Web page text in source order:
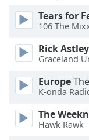
Background
Tears for
106 The
Rick Astley
Graceland
Europe
K-onda
The
Hawk Rawk